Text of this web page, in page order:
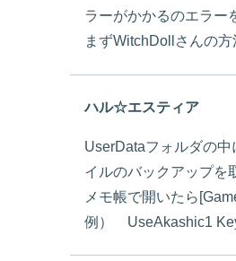
ラーがかかるのエラー
まずWitchDollさんの
ハル☆エスティア
UserDataフォルダの
イルのバックアップを
メモ帳で開いたら
例） UseAkashic1